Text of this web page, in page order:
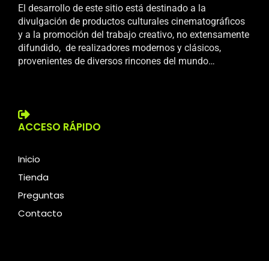
El desarrollo de este sitio está destinado a la
divulgación de productos culturales cinematográficos
y a la promoción del trabajo creativo, no extensamente
difundido, de realizadores modernos y clásicos,
provenientes de diversos rincones del mundo…
ACCESO RÁPIDO
Inicio
Tienda
Preguntas
Contacto